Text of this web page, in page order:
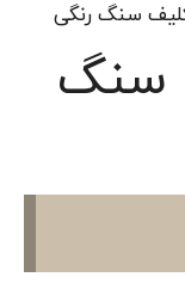
سنگ رنگی
سنگ